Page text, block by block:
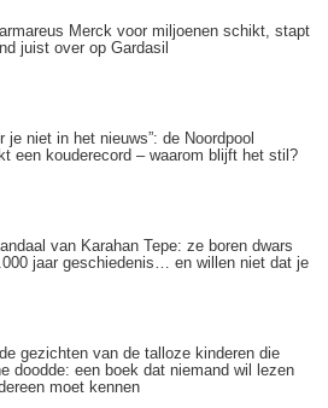
Merck voor miljoenen schikt, stapt
juist over op Gardasil
je niet in het nieuws”: de Noordpool
een kouderecord – waarom blijft het stil?
van Karahan Tepe: ze boren dwars
jaar geschiedenis… en willen niet dat je
gezichten van de talloze kinderen die
doodde: een boek dat niemand wil lezen
moet kennen